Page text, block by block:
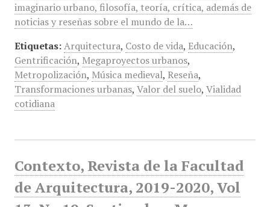
imaginario urbano, filosofía, teoría, crítica, además de
noticias y reseñas sobre el mundo de la…
Etiquetas: Arquitectura, Costo de vida, Educación,
Gentrificación, Megaproyectos urbanos,
Metropolización, Música medieval, Reseña,
Transformaciones urbanas, Valor del suelo, Vialidad
cotidiana
Contexto, Revista de la Facultad
de Arquitectura, 2019-2020, Vol